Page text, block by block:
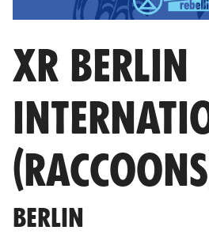
XR BERLIN
BERLIN